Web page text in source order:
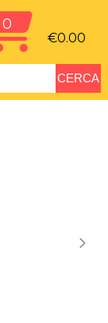
0
€0.00